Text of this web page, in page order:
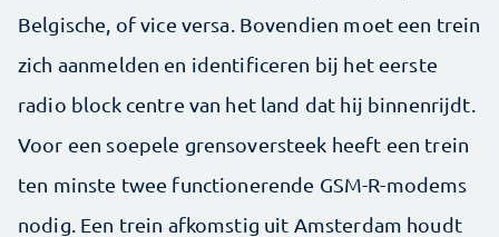
Belgische, of vice versa. Bovendien moet een trein
zich aanmelden en identificeren bij het eerste
radio block centre van het land dat hij binnenrijdt.
Voor een soepele grensoversteek heeft een trein
ten minste twee functionerende GSM-R-modems
nodig. Een trein afkomstig uit Amsterdam houdt